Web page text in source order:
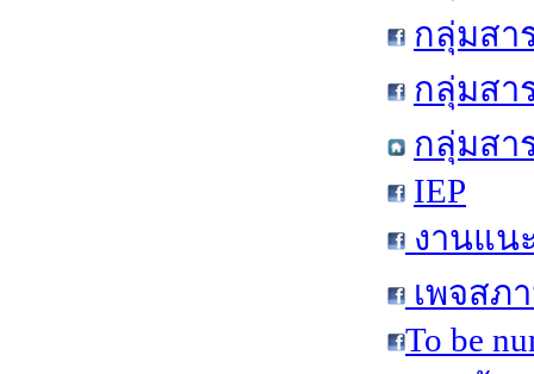
กลุ่มสา
กลุ่มสา
กลุ่มสา
IEP
งานแน
เพจสภ
To be